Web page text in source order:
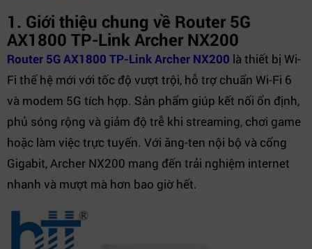
1. Giới thiệu chung về Router 5G
AX1800 TP-Link Archer NX200
Router 5G AX1800 TP-Link Archer NX200 là thiết bị Wi-
Fi thế hệ mới với tốc độ vượt trội, hỗ trợ chuẩn Wi-Fi 6
và modem 5G tích hợp. Sản phẩm giúp kết nối ổn định,
phủ sóng rộng và giảm độ trễ khi streaming, chơi game
hoặc làm việc trực tuyến. Với ăng-ten nội bộ và cổng
Gigabit, Archer NX200 mang đến trải nghiệm internet
nhanh và mượt mà hơn bao giờ hết.